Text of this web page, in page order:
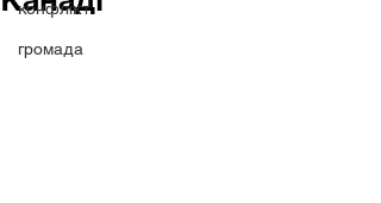
конфлікт
громада